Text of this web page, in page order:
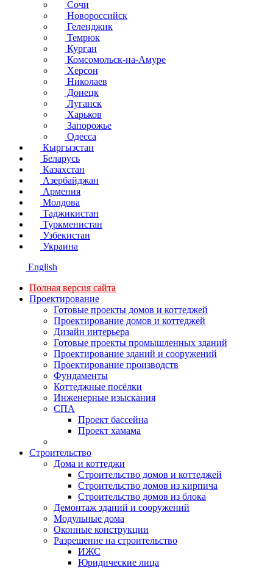
Сочи
Новороссийск
Геленджик
Темрюк
Курган
Комсомольск-на-Амуре
Херсон
Николаев
Донецк
Луганск
Харьков
Запорожье
Одесса
Кыргызстан
Беларусь
Казахстан
Азербайджан
Армения
Молдова
Таджикистан
Туркменистан
Узбекистан
Украина
English
Полная версия сайта
Проектирование
Готовые проекты домов и коттеджей
Проектирование домов и коттеджей
Дизайн интерьера
Готовые проекты промышленных зданий
Проектирование зданий и сооружений
Проектирование производств
Фундаменты
Коттеджные посёлки
Инженерные изыскания
СПА
Проект бассейна
Проект хамама
Строительство
Дома и коттеджи
Строительство домов и коттеджей
Строительство домов из кирпича
Строительство домов из блока
Демонтаж зданий и сооружений
Модульные дома
Оконные конструкции
Разрешение на строительство
ИЖС
Юридические лица